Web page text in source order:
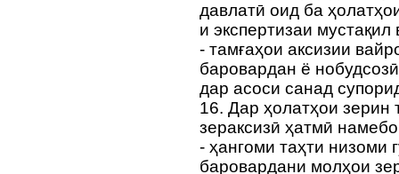
давлатӣ оид ба
и экспертизаи
- тамғаҳои аксизии
баровардан ё
дар асоси санад
16. Дар ҳолатҳои зерин
зераксизӣ ҳатмӣ
- ҳангоми таҳти низоми
баровардани молҳои